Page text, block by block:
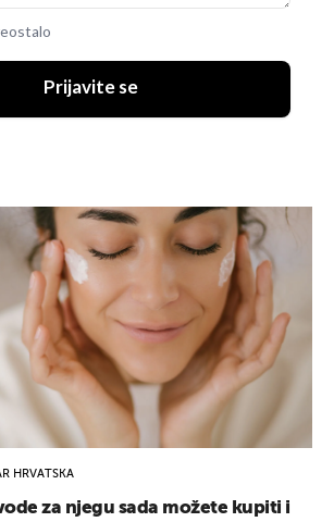
Prijavite se
HRVATSKA
za njegu sada možete kupiti i